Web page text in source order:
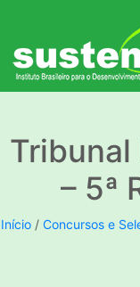
Tribunal
– 5ª
Início / Concursos e